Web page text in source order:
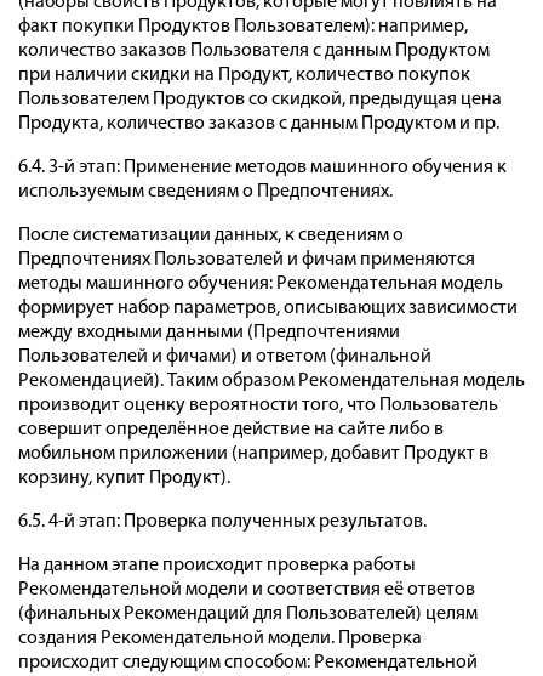
факт покупки Продуктов Пользователем): например,
количество заказов Пользователя с данным Продуктом
при наличии скидки на Продукт, количество покупок
Пользователем Продуктов со скидкой, предыдущая цена
Продукта, количество заказов с данным Продуктом и пр.
6.4. 3-й этап: Применение методов машинного обучения к
используемым сведениям о Предпочтениях.
После систематизации данных, к сведениям о
Предпочтениях Пользователей и фичам применяются
методы машинного обучения: Рекомендательная модель
формирует набор параметров, описывающих зависимости
между входными данными (Предпочтениями
Пользователей и фичами) и ответом (финальной
Рекомендацией). Таким образом Рекомендательная модель
производит оценку вероятности того, что Пользователь
совершит определённое действие на сайте либо в
мобильном приложении (например, добавит Продукт в
корзину, купит Продукт).
6.5. 4-й этап: Проверка полученных результатов.
На данном этапе происходит проверка работы
Рекомендательной модели и соответствия её ответов
(финальных Рекомендаций для Пользователей) целям
создания Рекомендательной модели. Проверка
происходит следующим способом: Рекомендательной